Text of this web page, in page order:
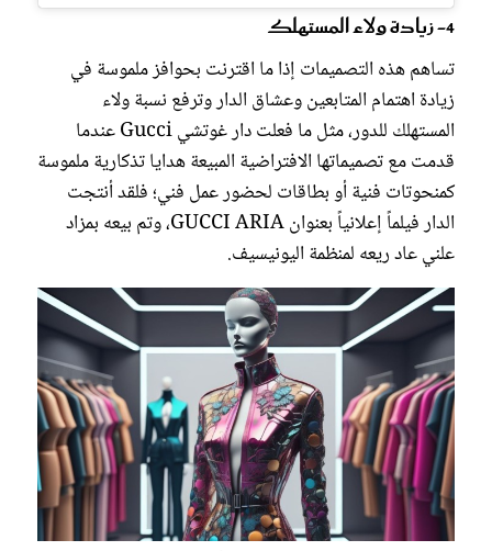
4- زيادة ولاء المستهلك
تساهم هذه التصميمات إذا ما اقترنت بحوافز ملموسة في
زيادة اهتمام المتابعين وعشاق الدار وترفع نسبة ولاء
المستهلك للدور، مثل ما فعلت دار غوتشي Gucci عندما
قدمت مع تصميماتها الافتراضية المبيعة هدايا تذكارية ملموسة
كمنحوتات فنية أو بطاقات لحضور عمل فني؛ فلقد أنتجت
الدار فيلماً إعلانياً بعنوان GUCCI ARIA، وتم بيعه بمزاد
علني عاد ريعه لمنظمة اليونيسيف.